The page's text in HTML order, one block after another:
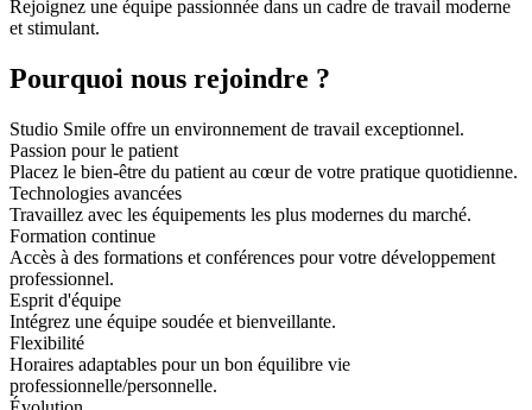
Rejoignez une équipe passionnée dans un cadre de travail moderne
et stimulant.
Pourquoi nous rejoindre ?
Studio Smile offre un environnement de travail exceptionnel.
Passion pour le patient
Placez le bien-être du patient au cœur de votre pratique quotidienne.
Technologies avancées
Travaillez avec les équipements les plus modernes du marché.
Formation continue
Accès à des formations et conférences pour votre développement
professionnel.
Esprit d'équipe
Intégrez une équipe soudée et bienveillante.
Flexibilité
Horaires adaptables pour un bon équilibre vie
professionnelle/personnelle.